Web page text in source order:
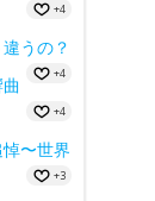
+4
うの？
+4
+4
〜世界
+3